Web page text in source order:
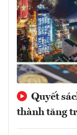
Quyết
thành tăng